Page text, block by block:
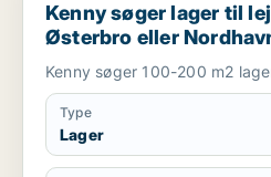
Kenny søger lager til
Østerbro eller
Kenny søger 100-200 m2
Type
Lager